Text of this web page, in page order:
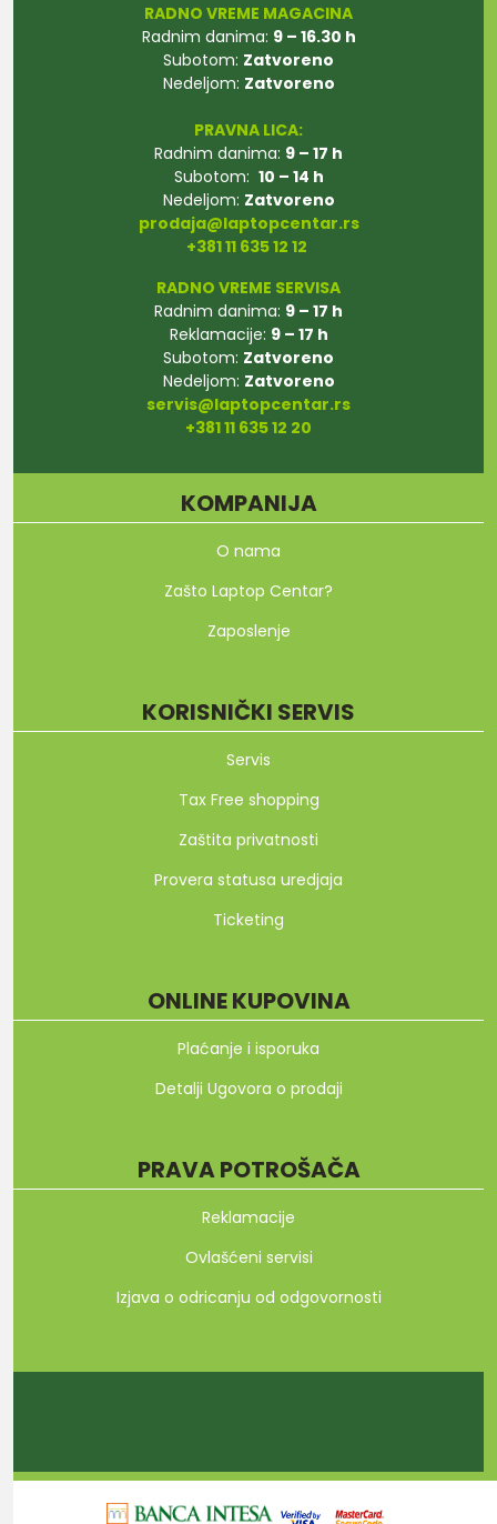
RADNO VREME MAGACINA
Radnim danima: 9 – 16.30 h
Subotom: Zatvoreno
Nedeljom: Zatvoreno
PRAVNA LICA:
Radnim danima: 9 – 17 h
Subotom: 10 – 14 h
Nedeljom: Zatvoreno
prodaja@laptopcentar.rs
+381 11 635 12 12
RADNO VREME SERVISA
Radnim danima: 9 – 17 h
Reklamacije: 9 – 17 h
Subotom: Zatvoreno
Nedeljom: Zatvoreno
servis@laptopcentar.rs
+381 11 635 12 20
KOMPANIJA
O nama
Zašto Laptop Centar?
Zaposlenje
KORISNIČKI SERVIS
Servis
Tax Free shopping
Zaštita privatnosti
Provera statusa uredjaja
Ticketing
ONLINE KUPOVINA
Plaćanje i isporuka
Detalji Ugovora o prodaji
PRAVA POTROŠAČA
Reklamacije
Ovlašćeni servisi
Izjava o odricanju od odgovornosti